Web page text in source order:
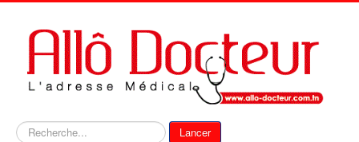
Rechercher
Lancer